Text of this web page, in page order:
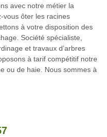
avec notre métier la
vous ôter les racines
à votre disposition des
Société spécialiste,
et travaux d’arbres
à tarif compétitif notre
ou de haie. Nous sommes à